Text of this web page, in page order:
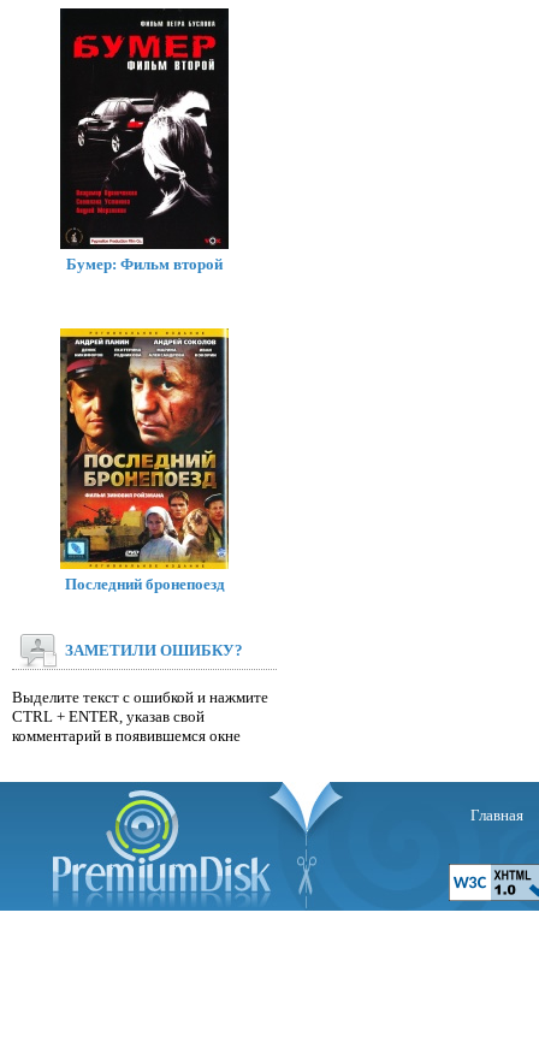
Бумер: Фильм второй
Последний бронепоезд
ЗАМЕТИЛИ ОШИБКУ?
Выделите текст с ошибкой и нажмите
CTRL + ENTER, указав свой
комментарий в появившемся окне
Главная